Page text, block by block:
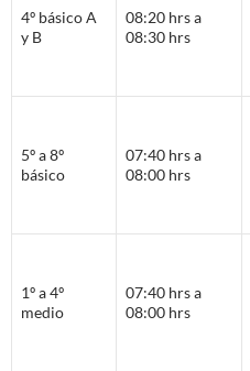
4º básico A
y B
08:20 hrs a
08:30 hrs
5º a 8º
básico
07:40 hrs a
08:00 hrs
1º a 4º
medio
07:40 hrs a
08:00 hrs